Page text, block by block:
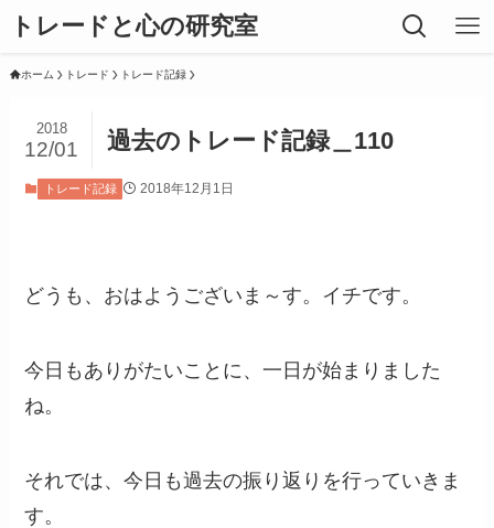
トレードと心の研究室
ホーム トレード トレード記録
過去のトレード記録＿110
2018
12/01
トレード記録 2018年12月1日
どうも、おはようございま～す。イチです。
今日もありがたいことに、一日が始まりました
ね。
それでは、今日も過去の振り返りを行っていきま
す。